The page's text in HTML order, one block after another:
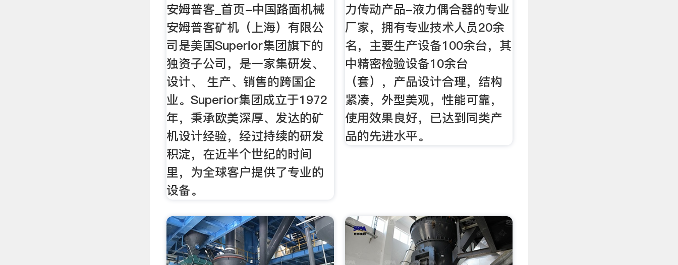
安姆普客_首页-中国路面机械
安姆普客矿机（上海）有限公
司是美国Superior集团旗下的
独资子公司，是一家集研发、
设计、 生产、销售的跨国企
业。Superior集团成立于1972
年，秉承欧美深厚、发达的矿
机设计经验，经过持续的研发
积淀，在近半个世纪的时间
里，为全球客户提供了专业的
设备。
力传动产品-液力偶合器的专业
厂家，拥有专业技术人员20余
名，主要生产设备100余台，其
中精密检验设备10余台
（套），产品设计合理，结构
紧凑，外型美观，性能可靠，
使用效果良好，已达到同类产
品的先进水平。